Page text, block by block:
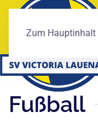
Zum Hauptinhalt
Fußball